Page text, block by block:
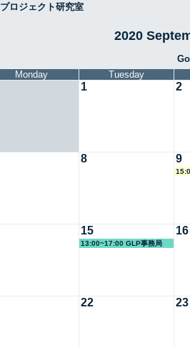
プロジェクト研究室
2020
Monday Tuesday
1 2
8 9
15
13:00~17:00 GLP事務局
16
22 23